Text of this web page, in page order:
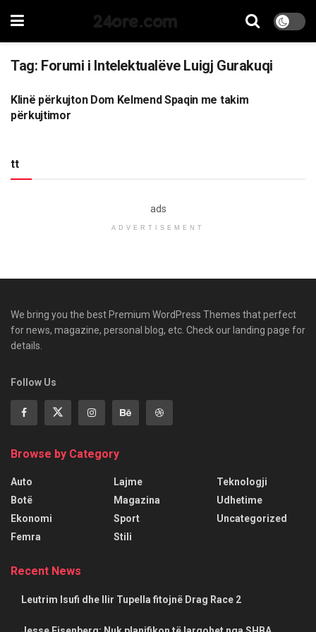
24ore.com
Tag: Forumi i Intelektualëve Luigj Gurakuqi
LAJME
Klinë përkujton Dom Kelmend Spaqin me takim
përkujtimor
tt
ads
ADVERTISEMENT
We bring you the best Premium WordPress Themes that perfect
for news, magazine, personal blog, etc. Check our landing page for
details.
Follow Us
Browse by Category
Auto
Botë
Ekonomi
Femra
Lajme
Magazina
Sport
Stili
Teknologji
Udhetime
Uncategorized
Recent News
Leutrim Isufi dhe Ilir Tupella fitojnë Drag Race 2